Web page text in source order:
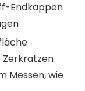
Endkappen
Messen, wie